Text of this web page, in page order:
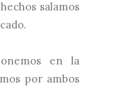
salamos
en la
por ambos